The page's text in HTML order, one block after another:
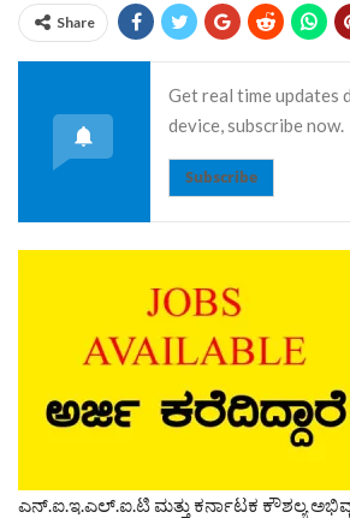
Share
Get real time updates
device, subscribe now.
Subscribe
ಎನ್.ಐ.ಇ.ಎಲ್.ಐ.ಟಿ ಮತ್ತು ಕರ್ನಾಟಕ ಕೌಶಲ್ಯ